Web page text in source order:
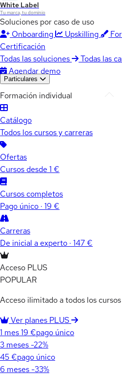
White Label
Tu marca, tu dominio
Soluciones por caso de uso
Onboarding
Upskilling
Certificación
Todas las soluciones
Todas las
Agendar demo
Particulares
Formación individual
Catálogo
Todos los cursos y carreras
Ofertas
Cursos desde 1 €
Cursos completos
Pago único · 19 €
Carreras
De inicial a experto · 147 €
Acceso PLUS
POPULAR
Acceso ilimitado a todos los
Ver planes PLUS
1 mes19 €pago único
3 meses -22%
45 €pago único
6 meses -33%